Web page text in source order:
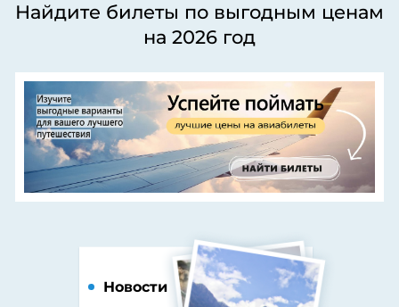
Найдите билеты по выгодным ценам
на 2026 год
Новости